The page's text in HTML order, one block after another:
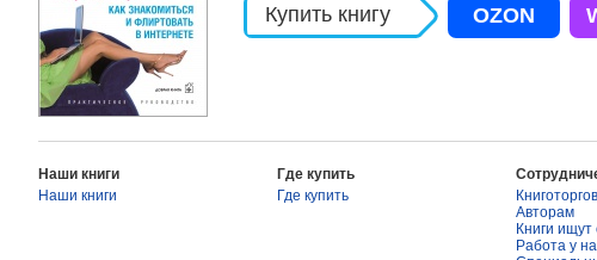
Купить книгу OZON
Наши книги
Наши книги
Где купить
Где купить
Авторам
Книги ищут
Работа у